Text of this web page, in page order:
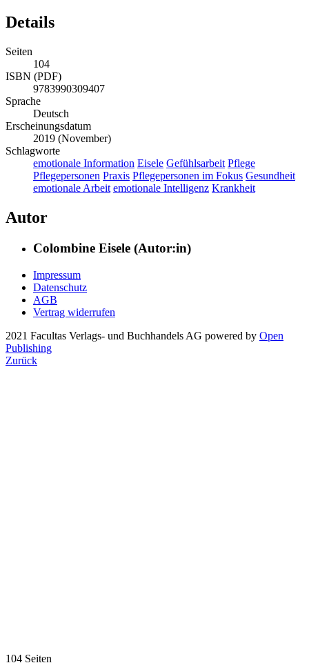
Details
Seiten
104
ISBN (PDF)
9783990309407
Sprache
Deutsch
Erscheinungsdatum
2019 (November)
Schlagworte
emotionale Information Eisele Gefühlsarbeit Pflege
Pflegepersonen Praxis Pflegepersonen im Fokus Gesundheit
emotionale Arbeit emotionale Intelligenz Krankheit
Autor
Colombine Eisele (Autor:in)
Impressum
Datenschutz
AGB
Vertrag widerrufen
2021 Facultas Verlags- und Buchhandels AG powered by Open
Publishing
Zurück
104 Seiten